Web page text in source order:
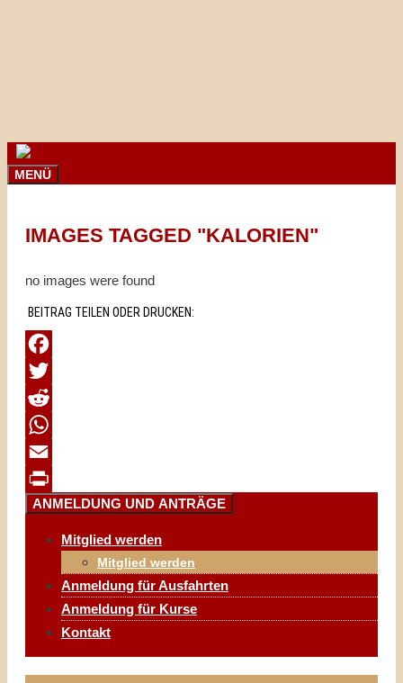
MENÜ
IMAGES TAGGED "KALORIEN"
no images were found
BEITRAG TEILEN ODER DRUCKEN:
Facebook
Twitter
Reddit
WhatsApp
Email
Print
ANMELDUNG UND ANTRÄGE
Mitglied werden
Mitglied werden
Anmeldung für Ausfahrten
Anmeldung für Kurse
Kontakt